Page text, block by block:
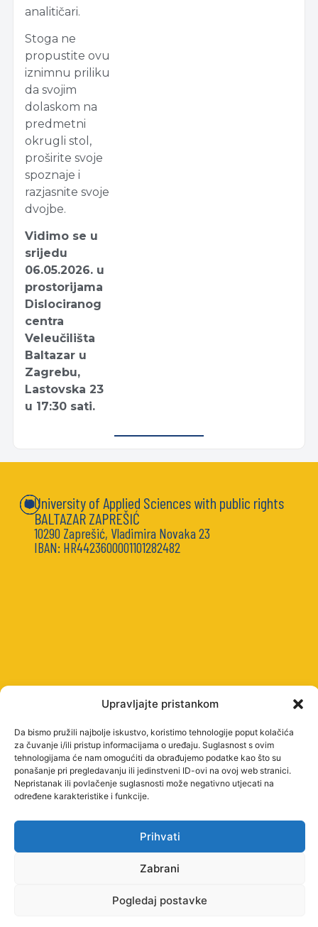
Upravljajte pristankom
Da bismo pružili najbolje iskustvo, koristimo tehnologije poput kolačića
za čuvanje i/ili pristup informacijama o uređaju. Suglasnost s ovim
tehnologijama će nam omogućiti da obrađujemo podatke kao što su
ponašanje pri pregledavanju ili jedinstveni ID-ovi na ovoj web stranici.
Nepristanak ili povlačenje suglasnosti može negativno utjecati na
određene karakteristike i funkcije.
Prihvati
Zabrani
Pogledaj postavke
analitičari.
Stoga ne
propustite ovu
iznimnu priliku
da svojim
dolaskom na
predmetni
okrugli stol,
proširite svoje
spoznaje i
razjasnite svoje
dvojbe.
Vidimo se u
srijedu
06.05.2026. u
prostorijama
Dislociranog
centra
Veleučilišta
Baltazar u
Zagrebu,
Lastovska 23
u 17:30 sati.
University of Applied Sciences with public rights
BALTAZAR ZAPREŠIĆ
10290 Zaprešić, Vladimira Novaka 23
IBAN: HR4423600001101282482
PROGRAMMES